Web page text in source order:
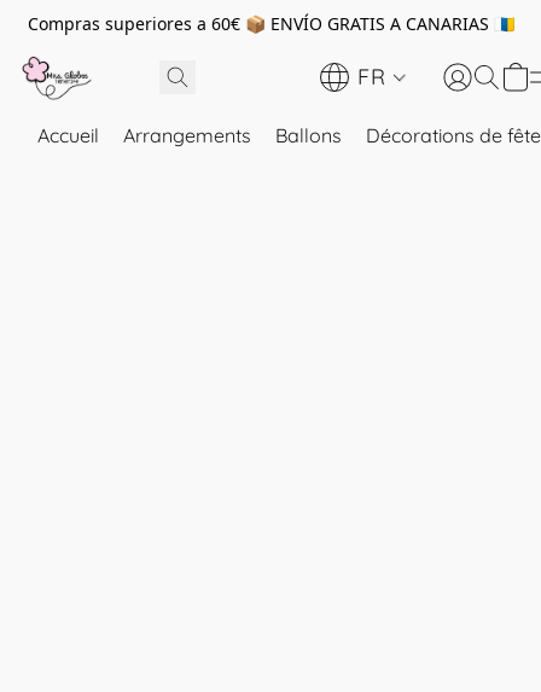
Compras superiores a 60€ 📦 ENVÍO GRATIS A CANARIAS 🇮🇨
FR
Accueil Arrangements Ballons Décorations de fête